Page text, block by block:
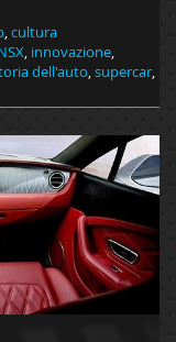
,cultura
, innovazione,
dell'auto,supercar,